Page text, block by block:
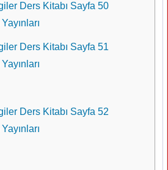
Ders Kitabı Sayfa 50
Ders Kitabı Sayfa 51
Ders Kitabı Sayfa 52